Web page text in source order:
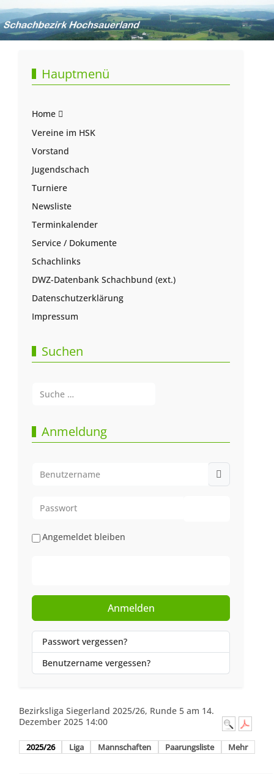
Hauptmenü
Home
Vereine im HSK
Vorstand
Jugendschach
Turniere
Newsliste
Terminkalender
Service / Dokumente
Schachlinks
DWZ-Datenbank Schachbund (ext.)
Datenschutzerklärung
Impressum
Suchen
Anmeldung
Angemeldet bleiben
Anmelden
Passwort vergessen?
Benutzername vergessen?
Bezirksliga Siegerland 2025/26, Runde 5 am 14.
Dezember 2025 14:00
2025/26 Liga Mannschaften Paarungsliste Mehr